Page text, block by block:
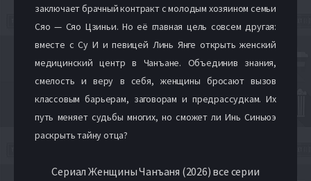
заключает брачный контракт с молодым хозяином семьи
Сяо — Сяо Цзиньи. Но её главная цель совсем другая:
вместе с Су И и певицей Линь Янге открыть женский
медицинский центр в Чанъане. Объединив знания,
смелость и веру в себя, женщины бросают вызов
классовым барьерам, заговорам и предрассудкам. Их
путь меняет судьбы многих, но сможет ли Инь Синьюэ
раскрыть тайну отца?
Сериал Женщины Чанъаня (2026) все серии